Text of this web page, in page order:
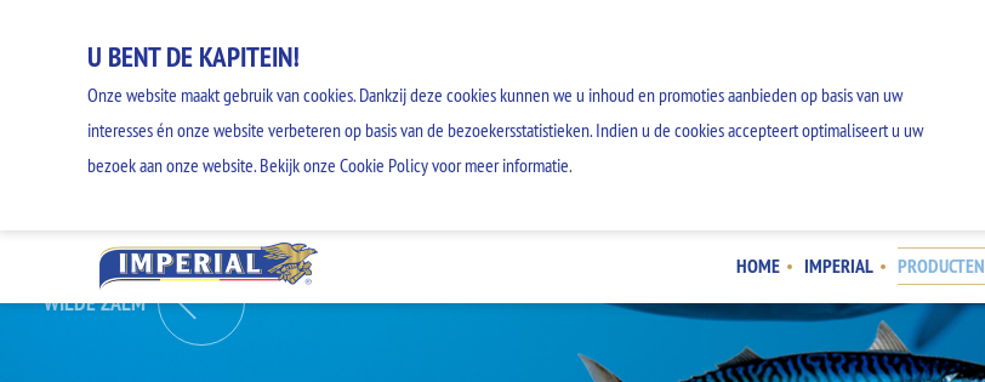
U BENT DE KAPITEIN!
Onze website maakt gebruik van cookies. Dankzij deze cookies kunnen we u inhoud en promoties aanbieden op basis van uw
interesses én onze website verbeteren op basis van de bezoekersstatistieken. Indien u de cookies accepteert optimaliseert u uw
bezoek aan onze website. Bekijk onze Cookie Policy voor meer informatie.
HOME IMPERIAL PRODUCTEN
MAKREEL
WILDE ZALM